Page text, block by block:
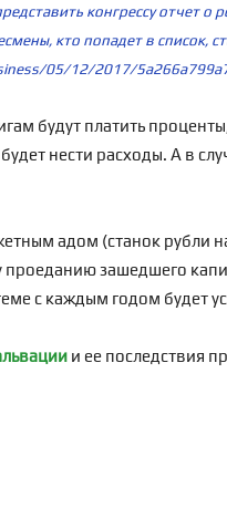
конгрессу отчет о
кто попадет в список,
05/12/2017/
будут платить
нести расходы. А в
адом (станок рубли
проеданию зашедшего
с каждым годом будет
и ее последствия